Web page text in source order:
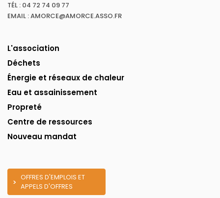
TÉL : 04 72 74 09 77
EMAIL : AMORCE@AMORCE.ASSO.FR
L'association
Déchets
Énergie et réseaux de chaleur
Eau et assainissement
Propreté
Centre de ressources
Nouveau mandat
OFFRES D'EMPLOIS ET
APPELS D'OFFRES